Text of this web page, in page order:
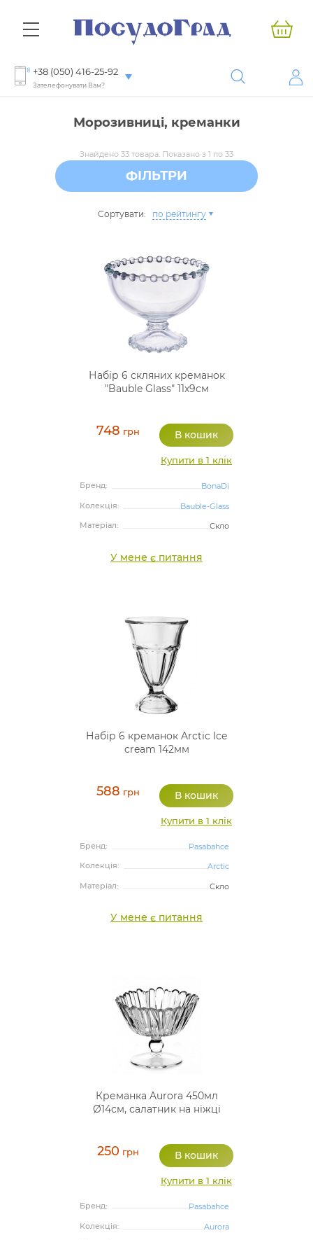
+38 (050) 416-25-92
Зателефонувати Вам?
Морозивниці, креманки
Знайдено 33 товара. Показано з 1 по 33
ФІЛЬТРИ
Сортувати: по рейтингу
Набір 6 скляних креманок
"Bauble Glass" 11х9см
748 грн
Купити в 1 клік
Бренд:
BonaDi
Колекція:
Bauble-Glass
Матеріал:
Скло
У мене є питання
Набір 6 креманок Arctic Ice
cream 142мм
588 грн
Купити в 1 клік
Бренд:
Pasabahce
Колекція:
Arctic
Матеріал:
Скло
У мене є питання
Креманка Aurora 450мл
Ø14см, салатник на ніжці
250 грн
Купити в 1 клік
Бренд:
Pasabahce
Колекція:
Aurora